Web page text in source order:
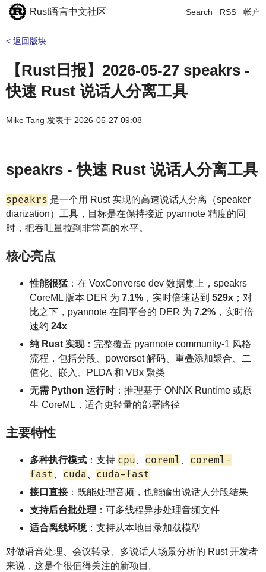
Rust语言中文社区 Search RSS 帐户
< 返回版块
【Rust日报】2026-05-27 speakrs -
快速 Rust 说话人分离工具
Mike Tang 发表于 2026-05-27 09:08
speakrs - 快速 Rust 说话人分离工具
speakrs 是一个用 Rust 实现的高速说话人分离（speaker
diarization）工具，目标是在保持接近 pyannote 精度的同
时，把吞吐量拉到非常高的水平。
核心亮点
性能很猛 ：在 VoxConverse dev 数据集上，speakrs
CoreML 版本 DER 为 7.1% ，实时倍速达到 529x ；对
比之下，pyannote 在同平台的 DER 为 7.2% ，实时倍
速约 24x
纯 Rust 实现：完整覆盖 pyannote community-1 风格
流程，包括分段、powerset 解码、重叠添加聚合、二
值化、嵌入、PLDA 和 VBx 聚类
无需 Python 运行时：推理基于 ONNX Runtime 或原
生 CoreML，适合更轻量的部署路径
主要特性
多种执行模式 ：支持 cpu coreml
coreml-
fast
cuda cuda-fast
接口直接：既能处理音频，也能输出说话人分段结果
支持后台批处理 ：可多线程异步处理音频文件
适合离线环境：支持从本地目录加载模型
对做语音处理、会议转录、多说话人场景分析的 Rust 开发者
来说，这是个很值得关注的新项目。